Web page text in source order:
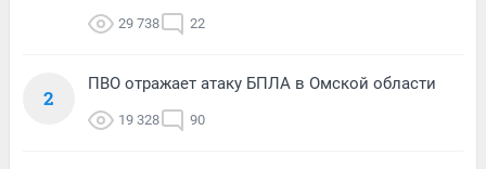
29 738 22
2
ПВО отражает атаку БПЛА в Омской области
19 328 90